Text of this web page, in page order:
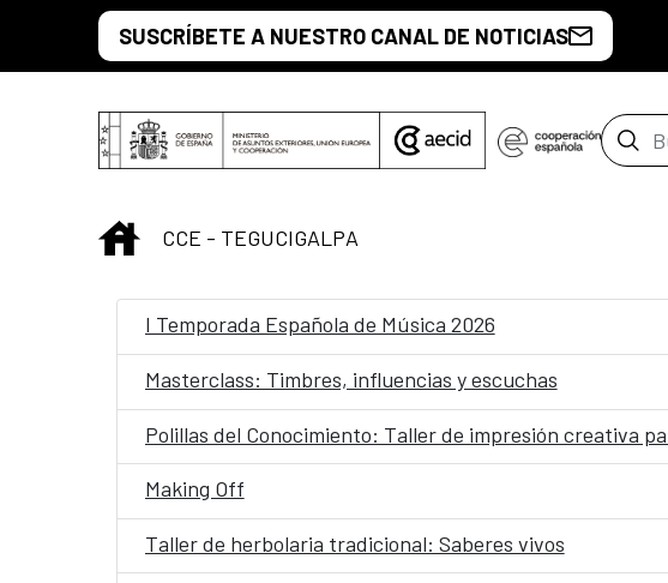
Saltar al contenido principal
SUSCRÍBETE A NUESTRO CANAL DE NOTICIAS
INICIO
CCE - TEGUCIGALPA
I Temporada Española de Música 2026
Masterclass: Timbres, influencias y escuchas
Polillas del Conocimiento: Taller de impresión creativa
Making Off
Taller de herbolaria tradicional: Saberes vivos